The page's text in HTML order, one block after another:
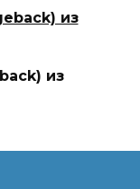
из